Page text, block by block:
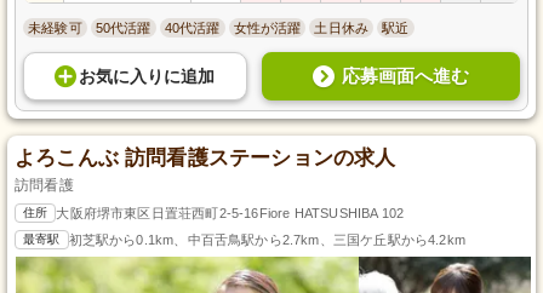
未経験可 50代活躍 40代活躍 女性が活躍 土日休み 駅近
お気に入り に追加 応募画面へ進む
よろこんぶ 訪問看護ステーションの求人
訪問看護
住所 大阪府堺市東区日置荘西町2-5-16Fiore HATSUSHIBA 102
最寄駅 初芝駅から0.1km、中百舌鳥駅から2.7km、三国ケ丘駅から4.2km